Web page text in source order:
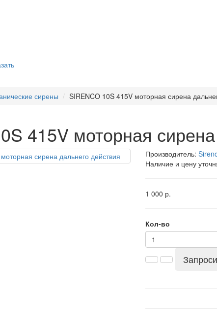
сирены SIRENCO 10S 415V моторная сирена
415V моторная
Производитель:
Наличие и цену
1 000 р.
Кол-во